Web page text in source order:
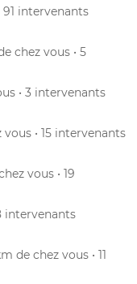
91 intervenants
chez vous • 5
• 3 intervenants
vous • 15 intervenants
vous • 19
intervenants
de chez vous • 11